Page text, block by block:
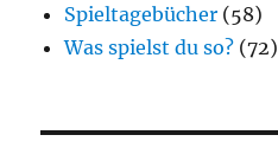
Spieltagebücher (58)
Was spielst du so? (72)